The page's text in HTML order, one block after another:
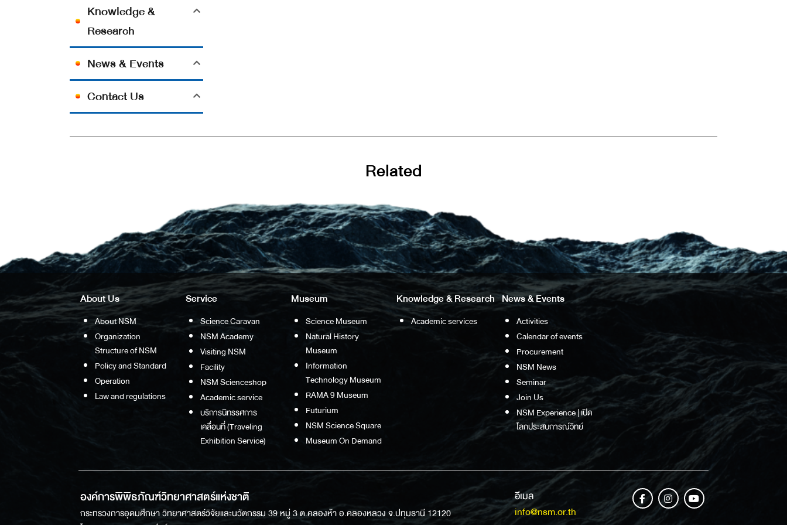
Knowledge &
Research
News & Events
Contact Us
Related
About Us
About NSM
Organization
Structure of NSM
Policy and Standard
Operation
Law and regulations
Service
Science Caravan
NSM Academy
Visiting NSM
Facility
NSM Scienceshop
Academic service
บริการนิทรรศการ
เคลื่อนที่ (Traveling
Exhibition Service)
Museum
Science Museum
Natural History
Museum
Information
Technology Museum
RAMA 9 Museum
Futurium
NSM Science Square
Museum On Demand
Knowledge & Research
Academic services
News & Events
Activities
Calendar of events
Procurement
NSM News
Seminar
Join Us
NSM Experience | เปิด
โลกประสบการณ์วิทย์
องค์การพิพิธภัณฑ์วิทยาศาสตร์แห่งชาติ
กระทรวงการอุดมศึกษา วิทยาศาสตร์วิจัยและนวัตกรรม 39 หมู่ 3 ต.คลองห้า อ.คลองหลวง จ.ปทุมธานี 12120
อีเมล
info@nsm.or.th